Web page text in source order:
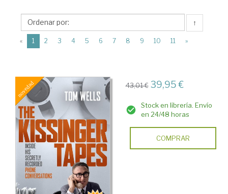
↑
« 1 (current)
2 3 4 5 6 7 8 9 10 11 »
43,01 € 39,95 €
Stock en librería. Envío
en 24/48 horas
COMPRAR